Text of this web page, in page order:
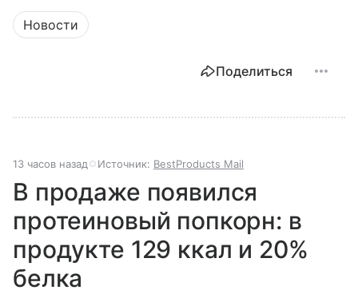
Новости
Поделиться
13 часов назад Источник: BestProducts Mail
В продаже появился
протеиновый попкорн: в
продукте 129 ккал и 20%
белка